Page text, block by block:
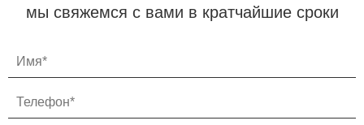
мы свяжемся с вами в кратчайшие сроки